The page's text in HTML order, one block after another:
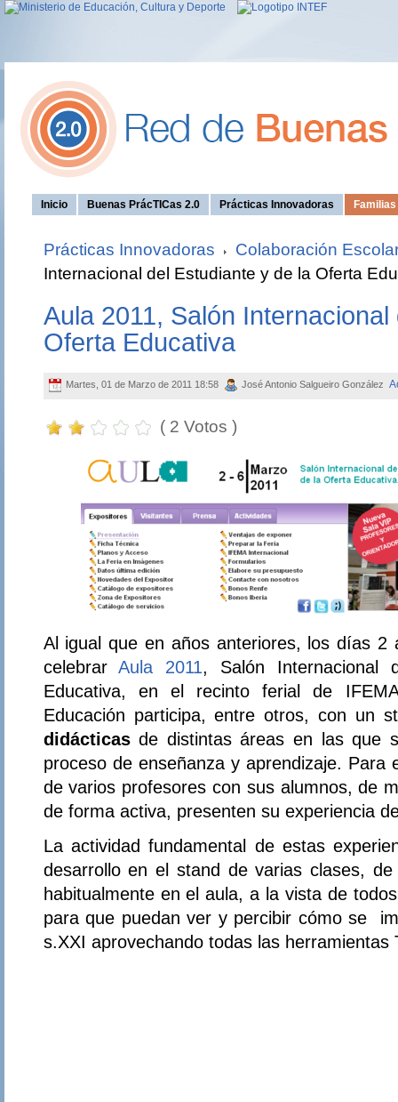
Inicio Buenas PrácTICas 2.0 Prácticas Innovadoras
Prácticas Innovadoras
Colaboración
Internacional del Estudiante y de la Oferta
Aula 2011, Salón
Oferta Educativa
Martes, 01 de Marzo de 2011 18:58 José Antonio Salgueiro González
( 2 Votos )
Al igual que en años anteriores, los días
celebrarAula 2011, Salón Internacional
Educativa, en el recinto ferial de
Educación participa, entre otros, con un
didácticasde distintas áreas en las que
proceso de enseñanza y aprendizaje. Para
de varios profesores con sus alumnos, de
de forma activa, presenten su experiencia
La actividad fundamental de estas
desarrollo en el stand de varias clases,
habitualmente en el aula, a la vista de
para que puedan ver y percibir cómo se
s.XXI aprovechando todas las herramientas